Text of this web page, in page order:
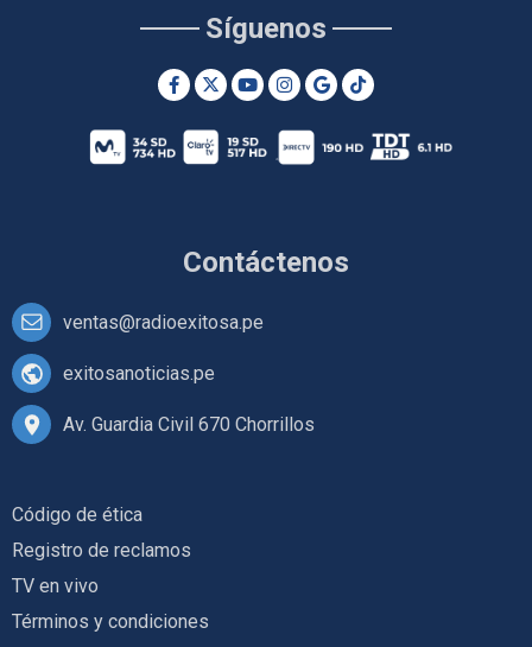
Contáctenos
ventas@radioexitosa.pe
exitosanoticias.pe
Av. Guardia Civil 670 Chorrillos
Síguenos
Código de ética
Registro de reclamos
TV en vivo
Términos y condiciones